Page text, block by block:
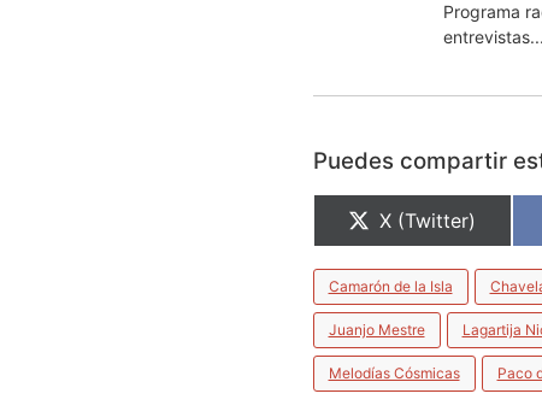
Programa
entrevistas...
Puedes compartir
X (Twitter)
Camarón de la Isla
Juanjo Mestre Lagartija
Melodías Cósmicas Paco